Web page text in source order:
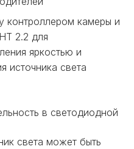
контроллером камеры и
2.2 для
яркостью и
источника света
в светодиодной
света может быть